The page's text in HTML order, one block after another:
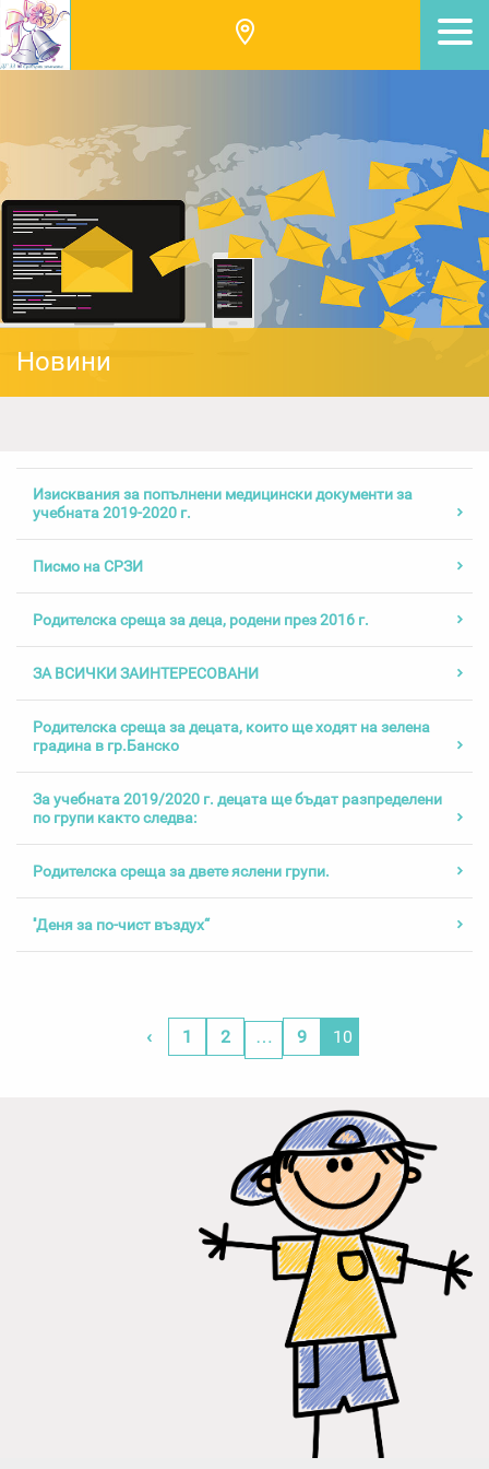
Новини
Изисквания за попълнени медицински документи за
учебната 2019-2020 г.
Писмо на СРЗИ
Родителска среща за деца, родени през 2016 г.
ЗА ВСИЧКИ ЗАИНТЕРЕСОВАНИ
Родителска среща за децата, които ще ходят на зелена
градина в гр.Банско
За учебната 2019/2020 г. децата ще бъдат разпределени
по групи както следва:
Родителска среща за двете яслени групи.
''Деня за по-чист въздух“
‹ 1 2 … 9 10